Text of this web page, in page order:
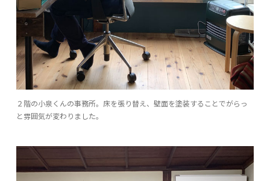
２階の小泉くんの事務所。床を張り替え、壁面を塗装することでがらっ
と雰囲気が変わりました。